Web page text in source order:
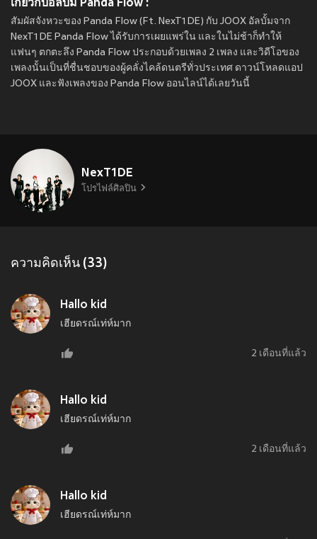
เกี่ยวกับอัลบั้ม Panda Flow :
สัมผัสจังหวะของ Panda Flow (Ft. NexT1DE) กับ JOOX อัลบั้มจาก
NexT1DE Panda Flow ได้รับการเผยแพร่ใน และในไม่ช้าก็ทำให้
แฟนๆ ตกตะลึง Panda Flow ประกอบด้วยเพลง 2 เพลง และวิดีโอของ
เพลงนั้นเป็นที่ชื่นชอบของผู้คลั่งไคล้ดนตรีทั่วประเทศ ดาวน์โหลดแอป
JOOX และฟังเพลงของ Panda Flow ออนไลน์ได้เลยวันนี้
NexT1DE
โปรไฟล์ศิลปิน
ความคิดเห็น (33)
Hallo kid
เฮียดรณ์เท่ห์มาก
2 เดือนที่แล้ว
Hallo kid
เฮียดรณ์เท่ห์มาก
2 เดือนที่แล้ว
Hallo kid
เฮียดรณ์เท่ห์มาก